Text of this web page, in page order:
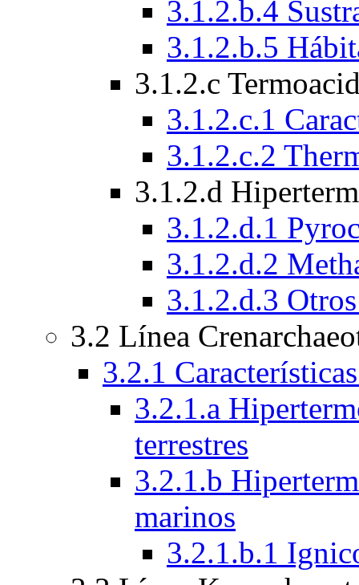
3.1.2.b.4
3.1.2.b.5
3.1.2.c
3.1.2.c.1
3.1.2.c.2
3.1.2.d
3.1.2.d.1
3.1.2.d.2
3.1.2.d.3
3.2 Línea
3.2.1
3.2.1.a
terrestres
3.2.1.b
marinos
3.2.1.b.1